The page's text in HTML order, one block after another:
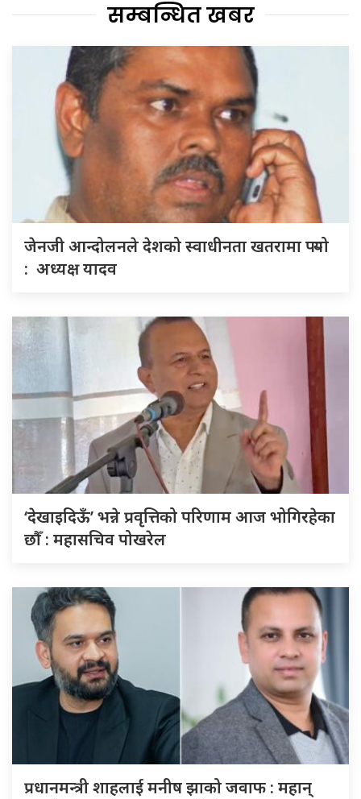
सम्बन्धित खबर
जेनजी आन्दोलनले देशको स्वाधीनता खतरामा पर्‍यो
: अध्यक्ष यादव
‘देखाइदिऊँ’ भन्ने प्रवृत्तिको परिणाम आज भोगिरहेका
छौँ : महासचिव पोखरेल
प्रधानमन्त्री शाहलाई मनीष झाको जवाफ : महान्